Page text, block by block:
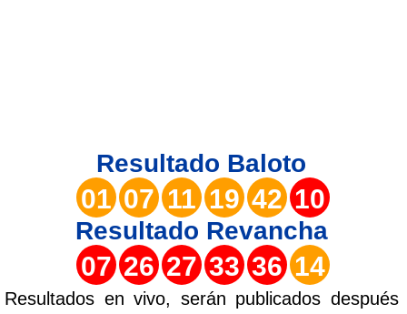
Lotería del Quindio
Lotería de Bogotá
Lotería de Risaralda
Resultado Baloto
01 07 11 19 42 10
Resultado Revancha
07 26 27 33 36 14
Resultados en vivo, serán publicados después